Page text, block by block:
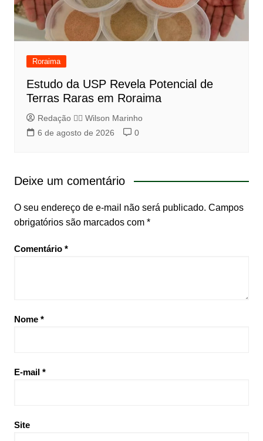
Roraima
Estudo da USP Revela Potencial de
Terras Raras em Roraima
Redação 👨‍⚖️​ Wilson Marinho
6 de agosto de 2026
0
Deixe um comentário
O seu endereço de e-mail não será publicado. Campos
obrigatórios são marcados com *
Comentário *
Nome *
E-mail *
Site